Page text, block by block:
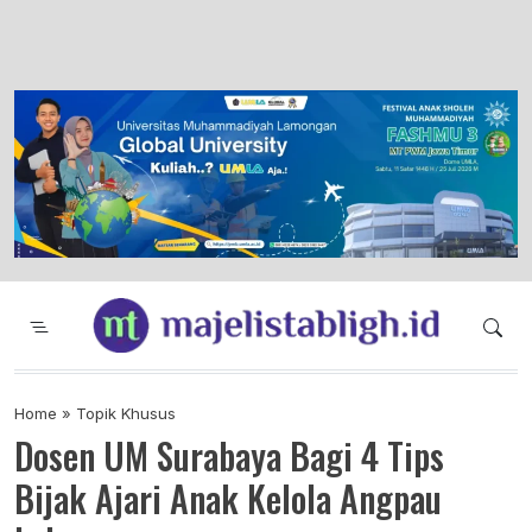
Majelis Tabligh Muhammadiyah
Syiar Dakwah Islam Berkemajuan dan
Home » Topik Khusus
Dosen UM Surabaya Bagi 4 Tips
Bijak Ajari Anak Kelola Angpau